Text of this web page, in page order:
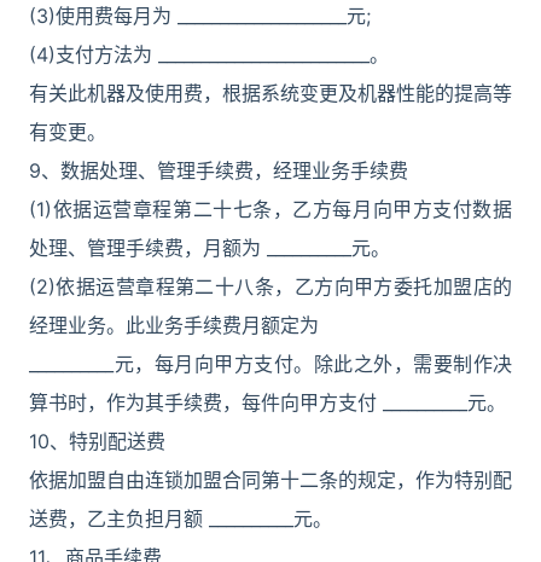
(3)使用费每月为 ____________________元;
(4)支付方法为 _________________________。
有关此机器及使用费，根据系统变更及机器性能的提高等
有变更。
9、数据处理、管理手续费，经理业务手续费
(1)依据运营章程第二十七条，乙方每月向甲方支付数据
处理、管理手续费，月额为 __________元。
(2)依据运营章程第二十八条，乙方向甲方委托加盟店的
经理业务。此业务手续费月额定为
__________元，每月向甲方支付。除此之外，需要制作决
算书时，作为其手续费，每件向甲方支付 __________元。
10、特别配送费
依据加盟自由连锁加盟合同第十二条的规定，作为特别配
送费，乙主负担月额 __________元。
11、商品手续费